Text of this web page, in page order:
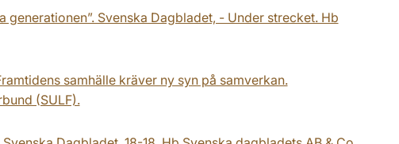
Svenska Dagbladet, - Under strecket. Hb
samhälle kräver ny syn på samverkan.
(SULF).